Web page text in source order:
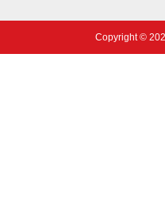
Copyright ©